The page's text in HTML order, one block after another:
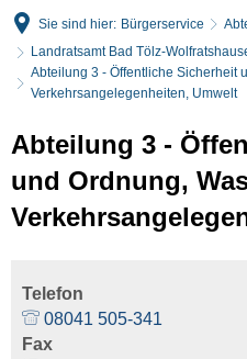
Sie sind hier: Bürgerservice
Landratsamt Bad Tölz-
Abteilung 3 - Öffentliche Sicherheit
Verkehrsangelegenheiten, Umwelt
Abteilung 3 -
und Ordnung,
Telefon
08041 505-341
Fax